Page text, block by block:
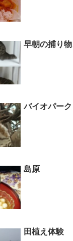
早朝の捕り
バイオパーク
島原
田植え体験